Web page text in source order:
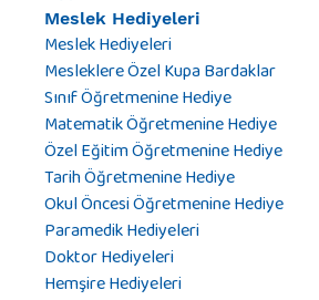
Meslek Hediyeleri
Meslek Hediyeleri
Mesleklere Özel Kupa Bardaklar
Sınıf Öğretmenine Hediye
Matematik Öğretmenine Hediye
Özel Eğitim Öğretmenine Hediye
Tarih Öğretmenine Hediye
Okul Öncesi Öğretmenine Hediye
Paramedik Hediyeleri
Doktor Hediyeleri
Hemşire Hediyeleri